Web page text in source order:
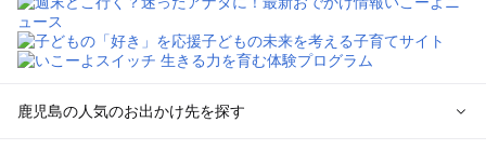
鹿児島の人気のお出かけ先を探す